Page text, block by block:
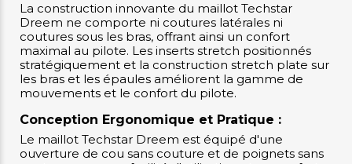
La construction innovante du maillot Techstar
Dreem ne comporte ni coutures latérales ni
coutures sous les bras, offrant ainsi un confort
maximal au pilote. Les inserts stretch positionnés
stratégiquement et la construction stretch plate sur
les bras et les épaules améliorent la gamme de
mouvements et le confort du pilote.
Conception Ergonomique et Pratique :
Le maillot Techstar Dreem est équipé d'une
ouverture de cou sans couture et de poignets sans